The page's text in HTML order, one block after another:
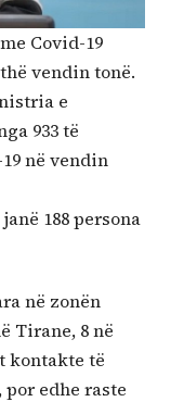
Covid-19
vendin tonë.
e
933 të
në vendin
188 persona
në zonën
Tirane, 8 në
kontakte të
edhe raste